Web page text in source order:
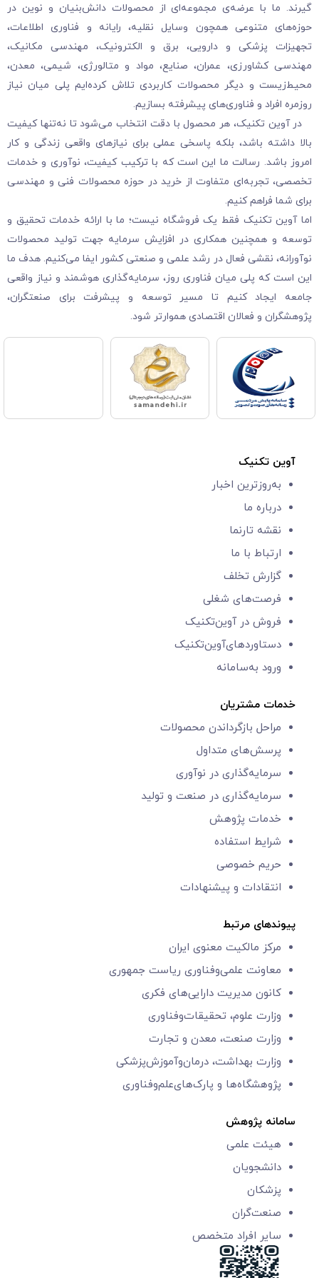
گیرند. ما با عرضه‌ی مجموعه‌ای از محصولات دانش‌بنیان و نوین در
حوزه‌های متنوعی همچون وسایل نقلیه، رایانه و فناوری اطلاعات،
تجهیزات پزشکی و دارویی، برق و الکترونیک، مهندسی مکانیک،
مهندسی کشاورزی، عمران، صنایع، مواد و متالورژی، شیمی، معدن،
محیط‌زیست و دیگر محصولات کاربردی تلاش کرده‌ایم پلی میان نیاز
روزمره افراد و فناوری‌های پیشرفته بسازیم.
در آوین تکنیک، هر محصول با دقت انتخاب می‌شود تا نه‌تنها کیفیت
بالا داشته باشد، بلکه پاسخی عملی برای نیازهای واقعی زندگی و کار
امروز باشد. رسالت ما این است که با ترکیب کیفیت، نوآوری و خدمات
تخصصی، تجربه‌ای متفاوت از خرید در حوزه محصولات فنی و مهندسی
برای شما فراهم کنیم.
اما آوین تکنیک فقط یک فروشگاه نیست؛ ما با ارائه خدمات تحقیق و
توسعه و همچنین همکاری در افزایش سرمایه جهت تولید محصولات
نوآورانه، نقشی فعال در رشد علمی و صنعتی کشور ایفا می‌کنیم. هدف ما
این است که پلی میان فناوری روز، سرمایه‌گذاری هوشمند و نیاز واقعی
جامعه ایجاد کنیم تا مسیر توسعه و پیشرفت برای صنعتگران،
پژوهشگران و فعالان اقتصادی هموارتر شود.
آوین تکنیک
به‌روزترین اخبار
درباره ما
نقشه تارنما
ارتباط با ما
گزارش‌ تخلف
فرصت‌های شغلی
فروش در آوین‌تکنیک
دستاوردهای‌آوین‌تکنیک
ورود به‌سامانه
خدمات مشتریان
مراحل بازگرداندن محصولات
پرسش‌های متداول
سرمایه‌گذاری در نوآوری
سرمایه‌گذاری در صنعت و تولید
خدمات پژوهش
شرایط استفاده
حریم خصوصی
انتقادات و پیشنهادات
پیوندهای مرتبط
مرکز مالکیت معنوی ایران
معاونت علمی‌و‌فناوری ریاست جمهوری
کانون مدیریت دارایی‌های فکری
وزارت علوم، تحقیقات‌وفناوری
وزارت صنعت، معدن و تجارت
وزارت بهداشت، درمان‌وآموزش‌پزشکی
پژوهشگاه‌ها و پارک‌های‌‌علم‌‌و‌فناوری
سامانه پژوهش
هیئت علمی
دانشجویان
پزشکان
صنعت‌گران
سایر افراد متخصص